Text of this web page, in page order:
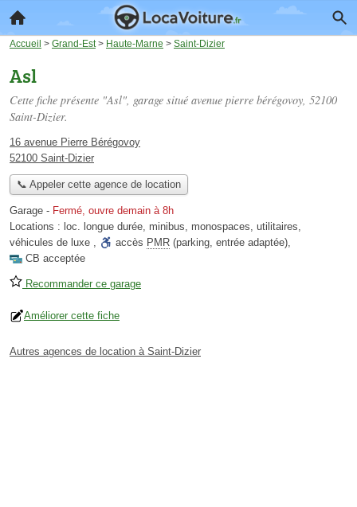
Accueil > Grand-Est > Haute-Marne > Saint-Dizier
Asl
Cette fiche présente "Asl", garage situé avenue pierre bérégovoy, 52100
Saint-Dizier.
16 avenue Pierre Bérégovoy
52100 Saint-Dizier
📞 Appeler cette agence de location
Garage - Fermé, ouvre demain à 8h
Locations : loc. longue durée, minibus, monospaces, utilitaires,
véhicules de luxe , accès PMR (parking, entrée adaptée),
CB acceptée
Recommander ce garage
Améliorer cette fiche
Autres agences de location à Saint-Dizier